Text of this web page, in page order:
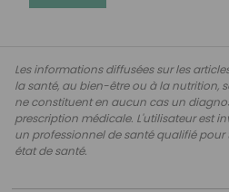
Les informations diffusées sur les
la santé, au bien-être ou à la nutrition,
ne constituent en aucun cas un
prescription médicale. L'utilisateur est
un professionnel de santé qualifié
état de santé.